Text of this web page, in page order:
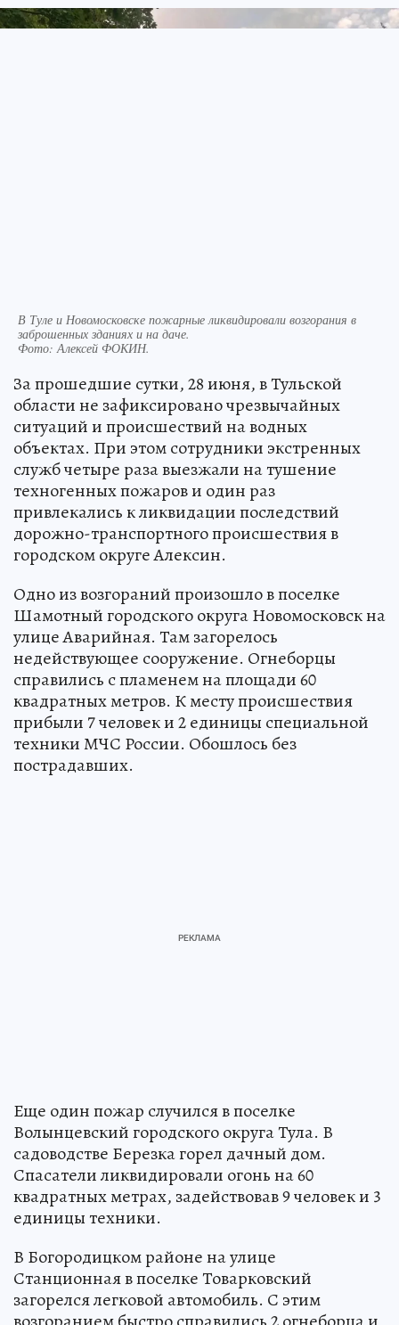
В Туле и Новомосковске пожарные ликвидировали возгорания в
заброшенных зданиях и на даче.
Фото: Алексей ФОКИН.
За прошедшие сутки, 28 июня, в Тульской
области не зафиксировано чрезвычайных
ситуаций и происшествий на водных
объектах. При этом сотрудники экстренных
служб четыре раза выезжали на тушение
техногенных пожаров и один раз
привлекались к ликвидации последствий
дорожно-транспортного происшествия в
городском округе Алексин.
Одно из возгораний произошло в поселке
Шамотный городского округа Новомосковск на
улице Аварийная. Там загорелось
недействующее сооружение. Огнеборцы
справились с пламенем на площади 60
квадратных метров. К месту происшествия
прибыли 7 человек и 2 единицы специальной
техники МЧС России. Обошлось без
пострадавших.
Еще один пожар случился в поселке
Волынцевский городского округа Тула. В
садоводстве Березка горел дачный дом.
Спасатели ликвидировали огонь на 60
квадратных метрах, задействовав 9 человек и 3
единицы техники.
Над СССР военные натянули «сетку»
пришельцев: как страна 13 лет тайно
искала и изучала инопланетных гостей